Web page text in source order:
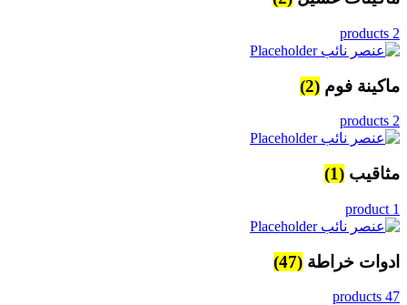
2 products
ماكينة فوم (2)
2 products
مثاقيب (1)
1 product
ادوات خراطة (47)
47 products